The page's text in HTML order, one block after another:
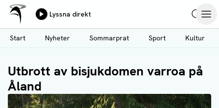
Hoppa
till
huvudinnehåll
Ålands Radio & TV
Lyssna direkt
Start
Nyheter Sommarprat Sport Kultur
Utbrott av bisjukdomen varroa på
Åland